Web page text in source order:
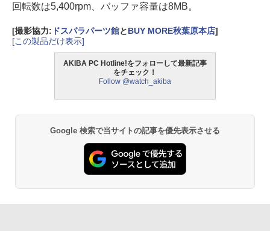
回転数は5,400rpm、バッファ容量は8MB。
[撮影協力: ドスパラパーツ館とBUY MORE秋葉原本店]
[この製品だけ表示]
AKIBA PC Hotline!をフォローして最新記事
をチェック！
Follow @watch_akiba
Google 検索で当サイトの記事を優先表示させる